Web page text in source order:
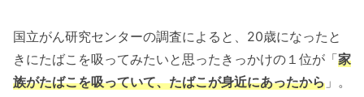
国立がん研究センターの調査によると、20歳になったと
きにたばこを吸ってみたいと思ったきっかけの１位が「家
族がたばこを吸っていて、たばこが身近にあったから 」。